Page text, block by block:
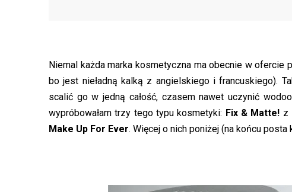
Niemal każda marka kosmetyczna ma obecnie w ofercie
bo jest nieładną kalką z angielskiego i francuskiego).
scalić go w jedną całość, czasem nawet uczynić
wypróbowałam trzy tego typu kosmetyki: Fix & Matte! z
Make Up For Ever. Więcej o nich poniżej (na końcu posta